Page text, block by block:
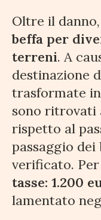
Oltre il danno,
beffa per
terreni. A
destinazione
trasformate
sono ritrovati
rispetto al
passaggio dei
verificato.
tasse: 1.200
lamentato